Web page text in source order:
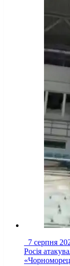
7 серпня
Росія